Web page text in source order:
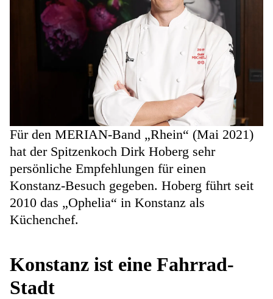
Für den MERIAN-Band „Rhein“ (Mai 2021)
hat der Spitzenkoch Dirk Hoberg sehr
persönliche Empfehlungen für einen
Konstanz-Besuch gegeben. Hoberg führt seit
2010 das „Ophelia“ in Konstanz als
Küchenchef.
Konstanz ist eine Fahrrad-
Stadt